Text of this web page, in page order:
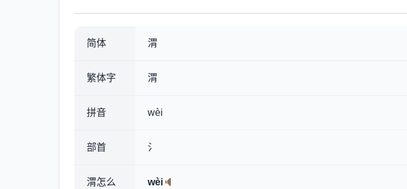
简体 渭
繁体字 渭
拼音 wèi
部首 氵
渭怎么
wèi